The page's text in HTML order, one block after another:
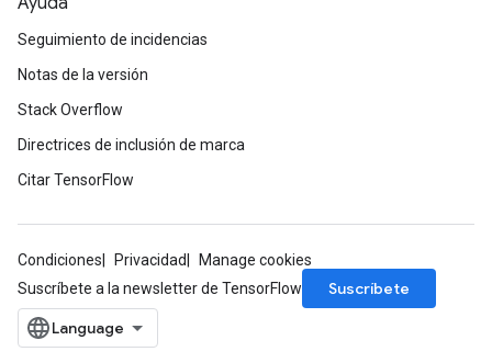
Seguimiento de incidencias
Notas de la versión
Stack Overflow
Directrices de inclusión de marca
Citar TensorFlow
Condiciones Privacidad
Manage cookies
Suscríbete a la newsletter de TensorFlow
Suscríbete